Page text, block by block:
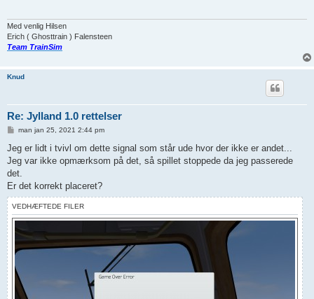
Med venlig Hilsen
Erich ( Ghosttrain ) Falensteen
Team TrainSim
Knud
Re: Jylland 1.0 rettelser
d
æ
g
man jan 25, 2021 2:44 pm
Jeg er lidt i tvivl om dette signal som står ude hvor der ikke er andet...
Jeg var ikke opmærksom på det, så spillet stoppede da jeg passerede
det.
Er det korrekt placeret?
VEDHÆFTEDE FILER